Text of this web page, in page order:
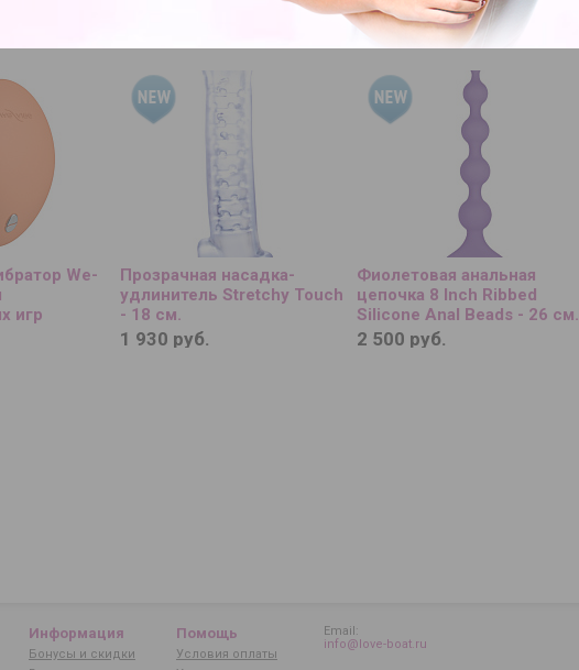
НОВИНКИ
We-
игр
Прозрачная насадка-
удлинитель Stretchy Touch
- 18 см.
1 930 руб.
Фиолетовая анальная
цепочка 8 Inch Ribbed
Silicone Anal Beads - 26 см.
2 500 руб.
Информация
Бонусы и скидки
Помощь
Условия оплаты
Email:
info@love-boat.ru